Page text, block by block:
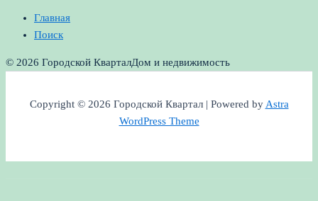
Главная
Поиск
© 2026 Городской КварталДом и недвижимость
Copyright © 2026 Городской Квартал | Powered byAstra
WordPress Theme